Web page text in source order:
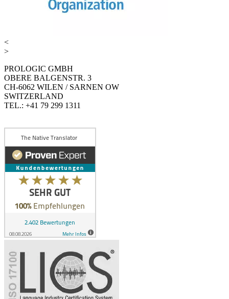
<
>
PROLOGIC GMBH
OBERE BALGENSTR. 3
CH-6062 WILEN / SARNEN OW
SWITZERLAND
TEL.: +41 79 299 1311